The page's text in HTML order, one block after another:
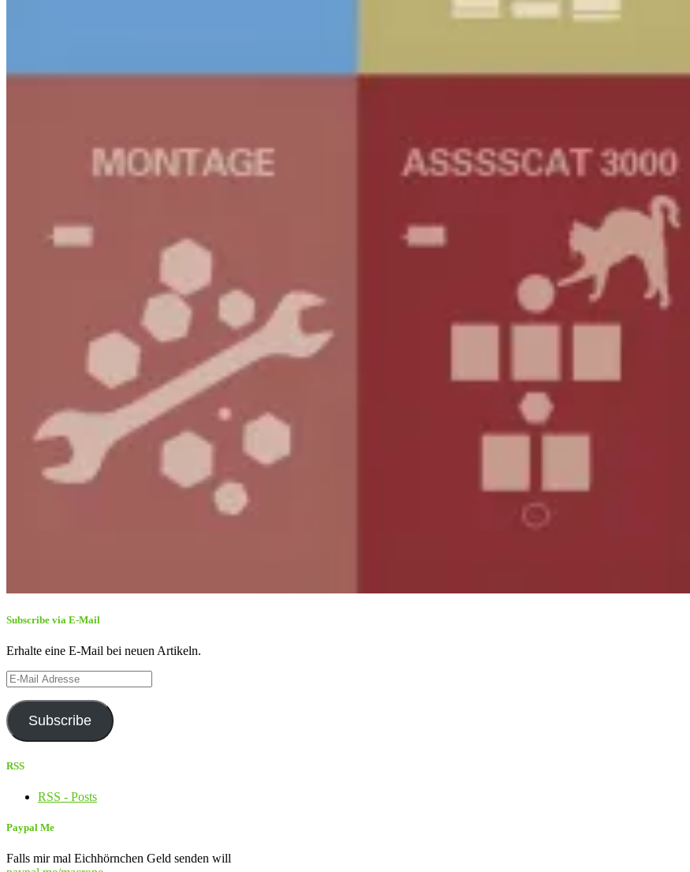
Subscribe via E-Mail
Erhalte eine E-Mail bei neuen Artikeln.
E-
Mail
Adresse
Subscribe
RSS
RSS - Posts
Paypal Me
Falls mir mal Eichhörnchen Geld senden will